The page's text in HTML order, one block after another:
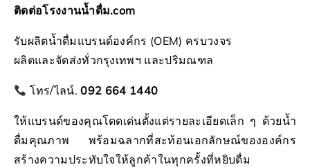
ติดต่อโรงงานน้ำดื่ม.com
รับผลิตน้ำดื่มแบรนด์องค์กร (OEM) ครบวงจร
ผลิตและจัดส่งทั่วกรุงเทพฯ และปริมณฑล
โทร/ไลน์.092 664 1440
ให้แบรนด์ของคุณโดดเด่นตั้งแต่รายละเอียดเล็ก ๆ ด้วยน้ำ
ดื่มคุณภาพ พร้อมฉลากที่สะท้อนเอกลักษณ์ขององค์กร
สร้างความประทับใจให้ลูกค้าในทุกครั้งที่หยิบดื่ม